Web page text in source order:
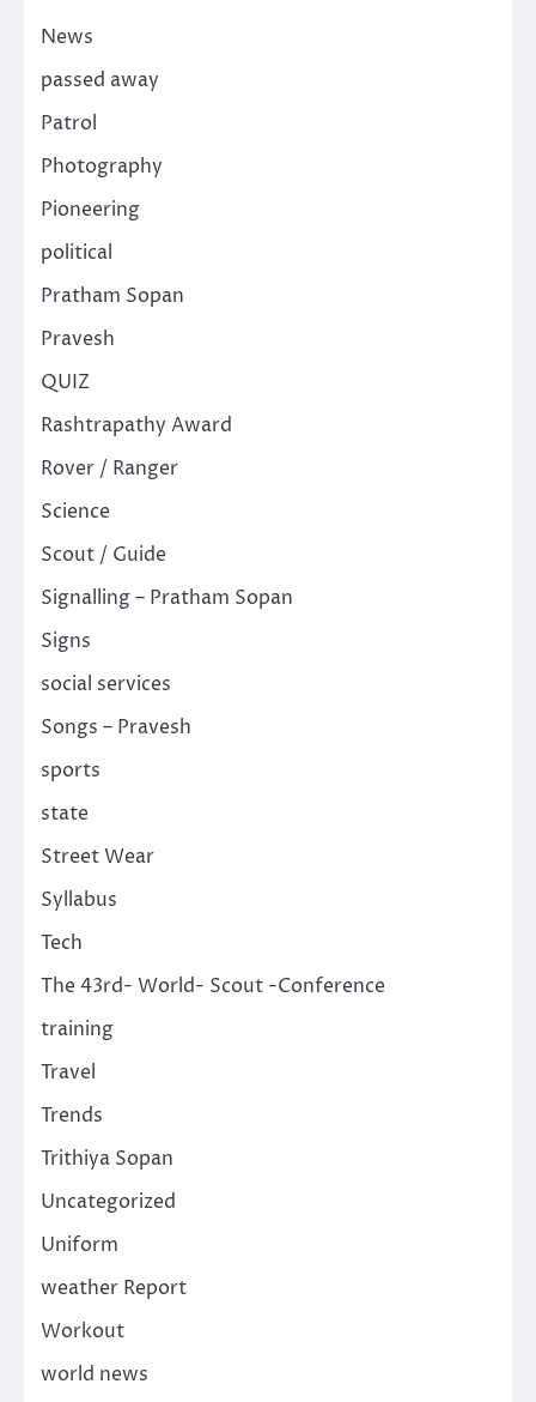
News
passed away
Patrol
Photography
Pioneering
political
Pratham Sopan
Pravesh
QUIZ
Rashtrapathy Award
Rover / Ranger
Science
Scout / Guide
Signalling – Pratham Sopan
Signs
social services
Songs – Pravesh
sports
state
Street Wear
Syllabus
Tech
The 43rd- World- Scout -Conference
training
Travel
Trends
Trithiya Sopan
Uncategorized
Uniform
weather Report
Workout
world news